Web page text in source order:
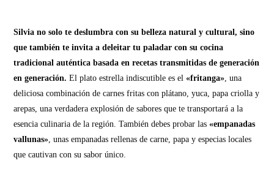
Silvia no solo te deslumbra con su belleza natural y cultural, sino
que también te invita a deleitar tu paladar con su cocina
tradicional auténtica basada en recetas transmitidas de generación
en generación.El plato estrella indiscutible es el «fritanga», una
deliciosa combinación de carnes fritas con plátano, yuca, papa criolla y
arepas, una verdadera explosión de sabores que te transportará a la
esencia culinaria de la región. También debes probar las «empanadas
vallunas», unas empanadas rellenas de carne, papa y especias locales
que cautivan con su sabor único.